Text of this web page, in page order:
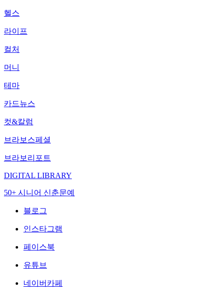
헬스
라이프
컬처
머니
테마
카드뉴스
컷&칼럼
브라보스페셜
브라보리포트
DIGITAL LIBRARY
50+ 시니어 신춘문예
블로그
인스타그램
페이스북
유튜브
네이버카페